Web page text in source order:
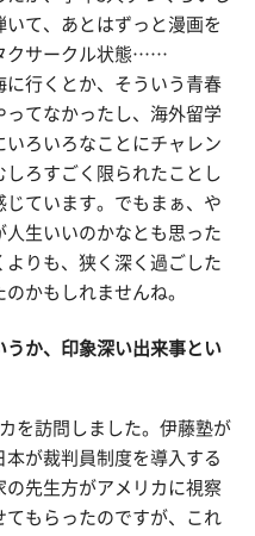
て、あとはずっと漫画を
クサークル状態……
に行くとか、そういう青春
てなかったし、海外留学
ろいろなことにチャレン
ろすごく限られたことし
ています。でもまぁ、や
人生いいのかなとも思った
よりも、狭く深く過ごした
かもしれませんね。
か、印象深い出来事とい
を訪問しました。伊藤塾が
が裁判員制度を導入する
先生方がアメリカに視察
もらったのですが、これ